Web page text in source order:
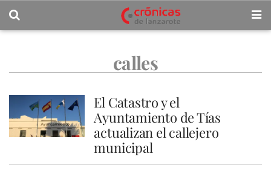
calles
El Catastro y el
Ayuntamiento de Tías
actualizan el callejero
municipal